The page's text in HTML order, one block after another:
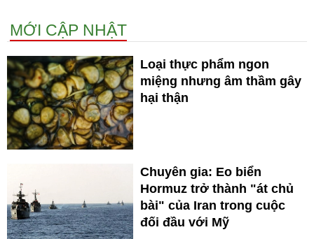
MỚI CẬP NHẬT
Loại thực phẩm ngon
miệng nhưng âm thầm gây
hại thận
Chuyên gia: Eo biển
Hormuz trở thành "át chủ
bài" của Iran trong cuộc
đối đầu với Mỹ